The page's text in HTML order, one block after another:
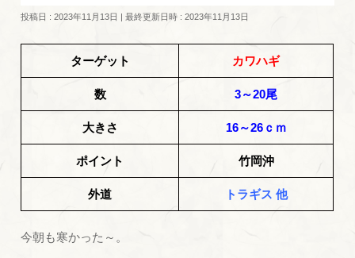
投稿日 : 2023年11月13日 最終更新日時 : 2023年11月13日
ターゲット カワハギ
数 3～20尾
大きさ 16～26ｃｍ
ポイント 竹岡沖
外道 トラギス 他
今朝も寒かった～。